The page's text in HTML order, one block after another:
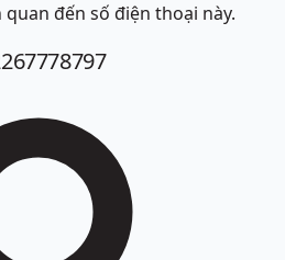
đến số điện thoại này.